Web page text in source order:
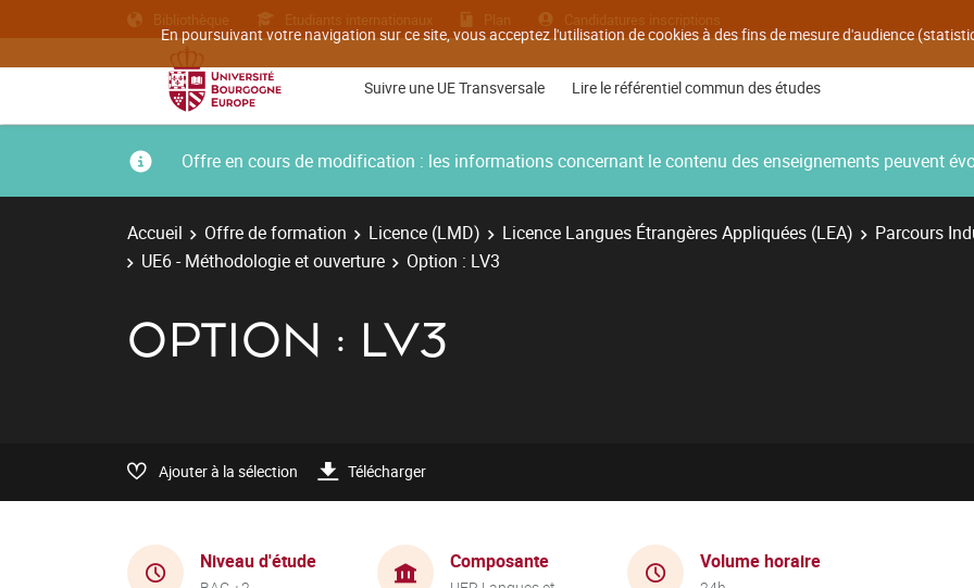
En poursuivant votre navigation sur ce site, vous acceptez l'utilisation de cookies à des fins de mesure d'audience
Bibliothèque Etudiants internationaux Plan Candidatures inscriptions
Suivre une UE Transversale Lire le référentiel commun des études
Offre en cours de modification : les informations concernant le contenu des enseignements peuvent
Accueil Offre de formation Licence (LMD) Licence Langues Étrangères Appliquées (LEA)
Parcours
UE6 - Méthodologie et ouverture
Option : LV3
OPTION : LV3
Ajouter à la sélection Télécharger
Niveau d'étude Composante Volume horaire